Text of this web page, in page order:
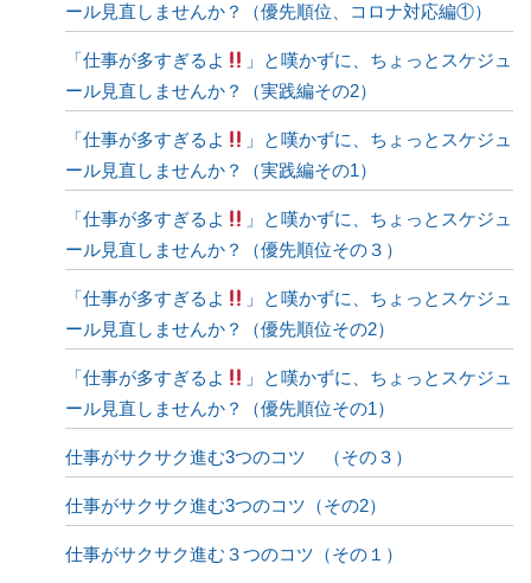
ール見直しませんか？（優先順位、コロナ対応編①）
「仕事が多すぎるよ
」と嘆かずに、ちょっとスケジュ
ール見直しませんか？（実践編その2）
「仕事が多すぎるよ
」と嘆かずに、ちょっとスケジュ
ール見直しませんか？（実践編その1）
「仕事が多すぎるよ
」と嘆かずに、ちょっとスケジュ
ール見直しませんか？（優先順位その３）
「仕事が多すぎるよ
」と嘆かずに、ちょっとスケジュ
ール見直しませんか？（優先順位その2）
「仕事が多すぎるよ
」と嘆かずに、ちょっとスケジュ
ール見直しませんか？（優先順位その1）
仕事がサクサク進む3つのコツ （その３）
仕事がサクサク進む3つのコツ（その2）
仕事がサクサク進む３つのコツ（その１）